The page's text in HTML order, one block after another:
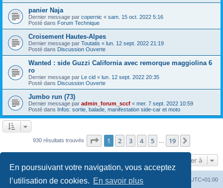
En poursuivant votre navigation, vous acceptez
l’utilisation de cookies. En savoir plus
panier Naja
Dernier message par copernic « sam. 15 oct. 2022 5:16
Posté dans Forum Technique
Croisement Hautes-Alpes
Dernier message par Toutatis « lun. 12 sept. 2022 21:19
Posté dans Discussion Ouverte
Wanted : side Guzzi California avec remorque maggiolina 6
ro
Dernier message par Le cid « lun. 12 sept. 2022 20:35
Posté dans Discussion Ouverte
Jumbo run (73)
Dernier message par admin_forum_sccf « mer. 7 sept. 2022 10:59
Posté dans Infos: sortie, balade, manifestation side-car et moto
930 résultats trouvés Page 1sur19
1 2 3 4 5 19
Aller à
Index du forum UTC+01:00